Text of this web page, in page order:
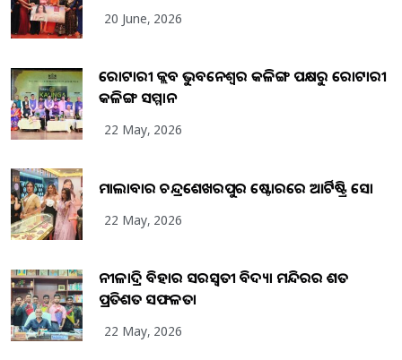
20 June, 2026
ରୋଟାରୀ କ୍ଲବ ଭୁବନେଶ୍ୱର କଳିଙ୍ଗ ପକ୍ଷରୁ ରୋଟାରୀ
କଳିଙ୍ଗ ସମ୍ମାନ
22 May, 2026
ମାଲାବାର ଚନ୍ଦ୍ରଶେଖରପୁର ଷ୍ଟୋରରେ ଆର୍ଟିଷ୍ଟ୍ରି ସୋ
22 May, 2026
ନୀଳାଦ୍ରି ବିହାର ସରସ୍ୱତୀ ବିଦ୍ୟା ମନ୍ଦିରର ଶତ
ପ୍ରତିଶତ ସଫଳତା
22 May, 2026